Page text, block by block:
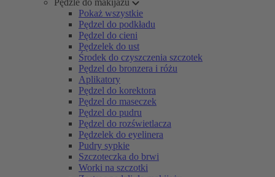
Pędzle do makijażu
Pokaż wszystkie
Pędzel do podkładu
Pędzel do cieni
Pędzelek do ust
Środek do czyszczenia szczotek
Pędzel do bronzera i różu
Aplikatory
Pędzel do korektora
Pędzel do maseczek
Pędzel do pudru
Pędzel do rozświetlacza
Pędzelek do eyelinera
Pudry sypkie
Szczoteczka do brwi
Worki na szczotki